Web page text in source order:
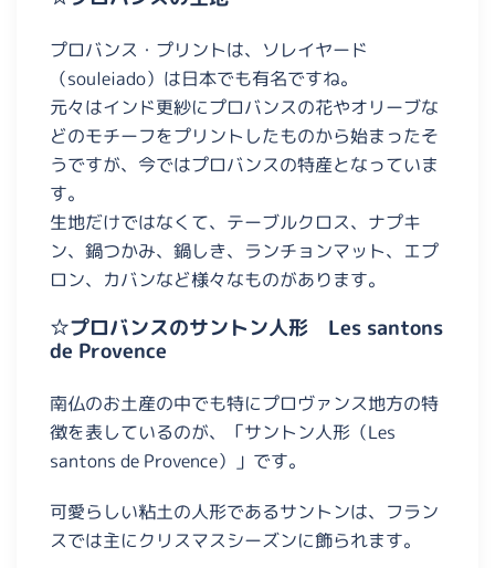
プロバンス・プリントは、ソレイヤード
（souleiado）は日本でも有名ですね。
元々はインド更紗にプロバンスの花やオリーブな
どのモチーフをプリントしたものから始まったそ
うですが、今ではプロバンスの特産となっていま
す。
生地だけではなくて、テーブルクロス、ナプキ
ン、鍋つかみ、鍋しき、ランチョンマット、エプ
ロン、カバンなど様々なものがあります。
☆プロバンスのサントン人形 Les santons
de Provence
南仏のお土産の中でも特にプロヴァンス地方の特
徴を表しているのが、「サントン人形（Les
santons de Provence）」です。
可愛らしい粘土の人形であるサントンは、フラン
スでは主にクリスマスシーズンに飾られます。